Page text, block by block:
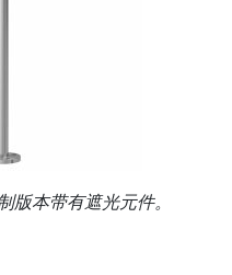
版本带有遮光元件。